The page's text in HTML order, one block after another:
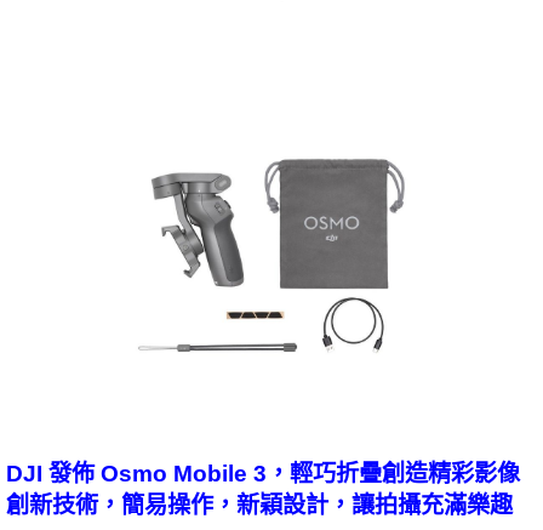
DJI 發佈 Osmo Mobile 3，輕巧折疊創造精彩影像
創新技術，簡易操作，新穎設計，讓拍攝充滿樂趣